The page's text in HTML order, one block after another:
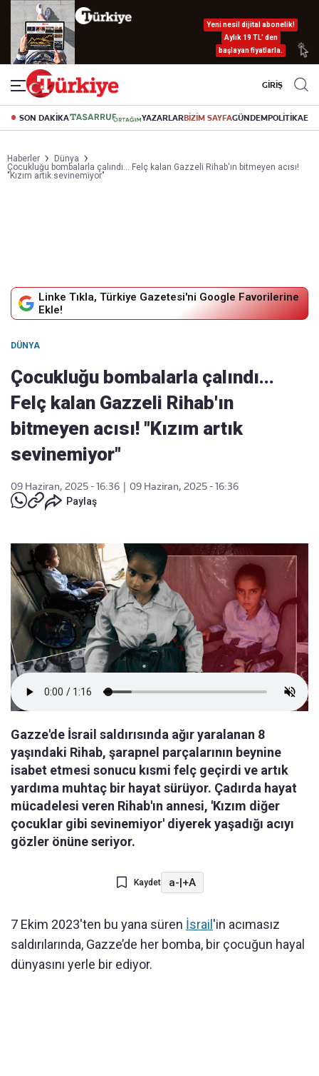
Yeni nesil dijital abonelik!
Aylık 19 TL’ den
başlayan fiyatlarla.
GİRİŞ
SON DAKİKA YAZARLARBİZİM SAYFAGÜNDEMPOLİTİKA
Haberler
Dünya
Çocukluğu bombalarla çalındı... Felç kalan Gazzeli Rihab'ın bitmeyen acısı!
"Kızım artık sevinemiyor"
Linke Tıkla, Türkiye Gazetesi'ni Google Favorilerine
Ekle!
DÜNYA
Çocukluğu bombalarla çalındı...
Felç kalan Gazzeli Rihab'ın
bitmeyen acısı! "Kızım artık
sevinemiyor"
09 Haziran, 2025 - 16:36
09 Haziran, 2025 - 16:36
Paylaş
Gazze'de İsrail saldırısında ağır yaralanan 8
yaşındaki Rihab, şarapnel parçalarının beynine
isabet etmesi sonucu kısmi felç geçirdi ve artık
yardıma muhtaç bir hayat sürüyor. Çadırda hayat
mücadelesi veren Rihab'ın annesi, 'Kızım diğer
çocuklar gibi sevinemiyor' diyerek yaşadığı acıyı
gözler önüne seriyor.
Kaydet a-|+A
7 Ekim 2023'ten bu yana süren İsrail 'in acımasız
saldırılarında, Gazze’de her bomba, bir çocuğun hayal
dünyasını yerle bir ediyor.